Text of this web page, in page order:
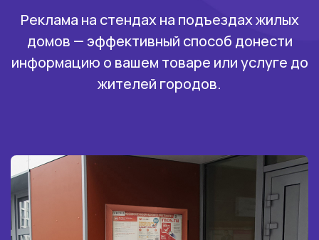
Реклама на стендах на подъездах жилых
домов — эффективный способ донести
информацию о вашем товаре или услуге до
жителей городов.